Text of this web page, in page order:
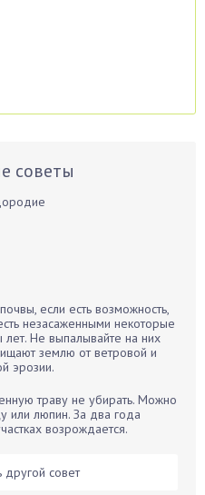
советы
если есть возможность,
незасаженными некоторые
лет. Не выпалывайте на них
землю от ветровой и
эрозии.
траву не убирать. Можно
или люпин. За два года
возрождается.
другой совет